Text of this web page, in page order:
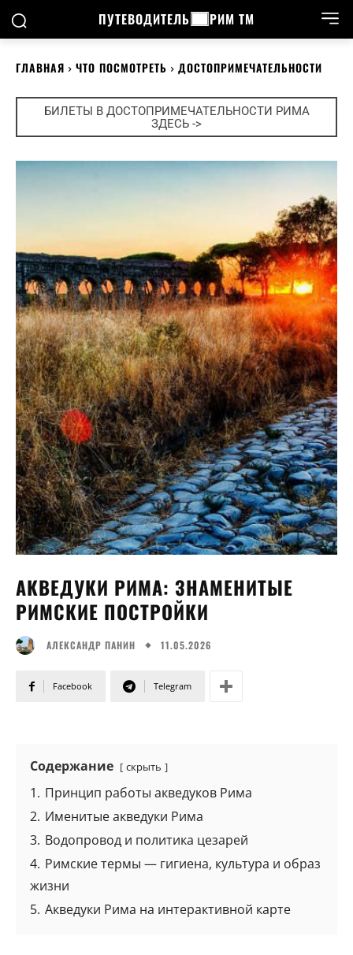
ПУТЕВОДИТЕЛЬ РИМ ТМ
ГЛАВНАЯ ЧТО ПОСМОТРЕТЬ ДОСТОПРИМЕЧАТЕЛЬНОСТИ
БИЛЕТЫ В ДОСТОПРИМЕЧАТЕЛЬНОСТИ РИМА
ЗДЕСЬ ->
АКВЕДУКИ РИМА: ЗНАМЕНИТЫЕ
РИМСКИЕ ПОСТРОЙКИ
АЛЕКСАНДР ПАНИН 11.05.2026
Facebook Telegram
Содержание скрыть
1. Принцип работы акведуков Рима
2. Именитые акведуки Рима
3. Водопровод и политика цезарей
4. Римские термы — гигиена, культура и образ
жизни
5. Акведуки Рима на интерактивной карте